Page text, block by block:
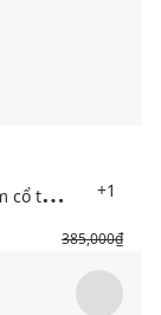
Á
o thun nam cổ tròn tay ngắn +1
385,000₫